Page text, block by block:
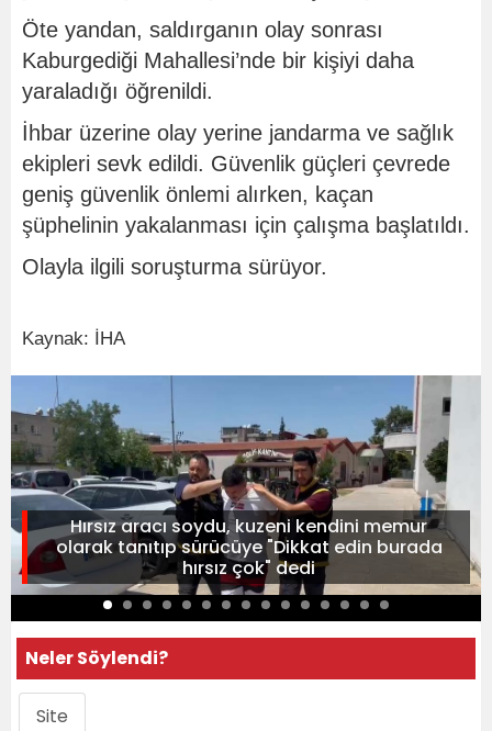
Öte yandan, saldırganın olay sonrası
Kaburgediği Mahallesi’nde bir kişiyi daha
yaraladığı öğrenildi.
İhbar üzerine olay yerine jandarma ve sağlık
ekipleri sevk edildi. Güvenlik güçleri çevrede
geniş güvenlik önlemi alırken, kaçan
şüphelinin yakalanması için çalışma başlatıldı.
Olayla ilgili soruşturma sürüyor.
Kaynak: İHA
Hırsız aracı soydu, kuzeni kendini memur
olarak tanıtıp sürücüye "Dikkat edin burada
hırsız çok" dedi
Neler Söylendi?
Site